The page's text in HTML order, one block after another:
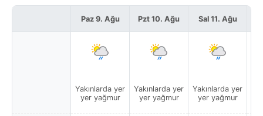
Paz 9. Ağu
Yakınlarda yer
yer yağmur
Pzt 10. Ağu
Yakınlarda yer
yer yağmur
Sal 11. Ağu
Yakınlarda yer
yer yağmur